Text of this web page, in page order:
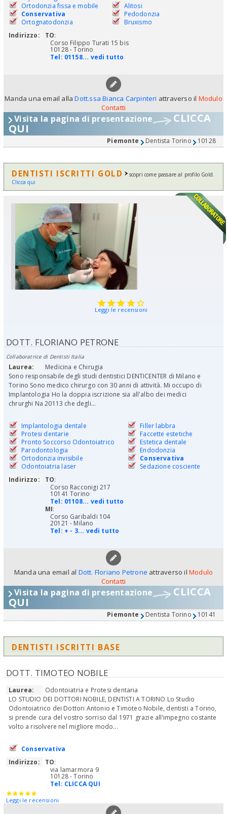
Ortodonzia fissa e mobile
Conservativa
Ortognatodonzia
Alitosi
Pedodonzia
Bruxismo
Indirizzo:
TO:
Corso Filippo Turati 15 bis
10128 - Torino
Tel: 01158... vedi tutto
Manda una email allaDott.ssa Bianca Carpinteri attraverso il Modulo
Contatti
Visita la pagina di presentazione CLICCA
QUI
Piemonte Dentista Torino 10128
DENTISTI ISCRITTI GOLD
scopri come passare al profilo Gold.
Clicca qui
Leggi le recensioni
DOTT. FLORIANO PETRONE
Collaboratrice di Dentisti Italia
Laurea:
Medicina e Chirugia
Sono responsabile degli studi dentistici DENTICENTER di Milano e
Torino Sono medico chirurgo con 30 anni di attività. Mi occupo di
Implantologia Ho la doppia iscrizione sia all'albo dei medici
chrurghi Na 20113 che degli...
Implantologia dentale
Protesi dentarie
Pronto Soccorso Odontoiatrico
Parodontologia
Ortodonzia invisibile
Odontoiatria laser
Filler labbra
Faccette estetiche
Estetica dentale
Endodonzia
Conservativa
Sedazione cosciente
Indirizzo:
TO:
Corso Racconigi 217
10141 Torino
Tel: 01108... vedi tutto
MI:
Corso Garibaldi 104
20121 - Milano
Tel: + - 3... vedi tutto
Manda una email al Dott. Floriano Petrone attraverso il Modulo
Contatti
Visita la pagina di presentazione CLICCA
QUI
Piemonte Dentista Torino 10141
DENTISTI ISCRITTI BASE
DOTT. TIMOTEO NOBILE
Laurea:
Odontoiatria e Protesi dentaria
LO STUDIO DEI DOTTORI NOBILE, DENTISTI A TORINO Lo Studio
Odontoiatrico dei Dottori Antonio e Timoteo Nobile, dentisti a Torino,
si prende cura del vostro sorriso dal 1971 grazie all’impegno costante
volto a risolvere nel migliore modo...
Conservativa
Indirizzo:
TO:
via lamarmora 9
10128 - Torino
Tel: CLICCA QUI
Leggi le recensioni